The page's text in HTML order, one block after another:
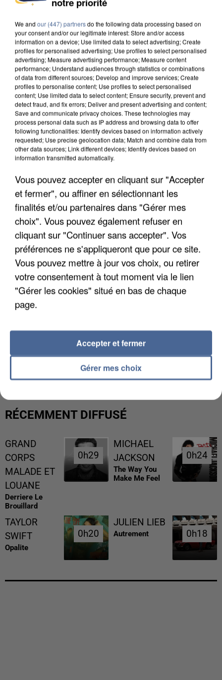
UN SECOND CADRE DE LA DZ MAFIA
UNE TOURISTE DE L’OISE EMPORTÉE PAR UNE
COULÉE DE BOUE EN HAUTE-SAVOIE
RÉCEMMENT DIFFUSÉ
GRAND
CORPS
MALADE ET
LOUANE
Derriere Le
Brouillard
0h29
0h29
MICHAEL
JACKSON
The Way You
Make Me Feel
0h24
0h24
TAYLOR
SWIFT
Opalite
0h20
0h20
JULIEN LIEB
Autrement 0h18
0h18
We and our (447) partnersdo the following data processing based on
your consent and/or our legitimate interest: Store and/or access
information on a device; Use limited data to select advertising; Create
profiles for personalised advertising; Use profiles to select personalised
advertising; Measure advertising performance; Measure content
performance; Understand audiences through statistics or combinations
of data from different sources; Develop and improve services; Create
profiles to personalise content; Use profiles to select personalised
content; Use limited data to select content; Ensure security, prevent and
detect fraud, and fix errors; Deliver and present advertising and content;
Save and communicate privacy choices. These technologies may
process personal data such as IP address and browsing data to offer
following functionalities: Identify devices based on information actively
requested; Use precise geolocation data; Match and combine data from
other data sources; Link different devices; Identify devices based on
information transmitted automatically.
Vous pouvez accepter en cliquant sur "Accepter
et fermer", ou affiner en sélectionnant les
finalités et/ou partenaires dans "Gérer mes
choix". Vous pouvez également refuser en
cliquant sur "Continuer sans accepter". Vos
préférences ne s'appliqueront que pour ce site.
Vous pouvez mettre à jour vos choix, ou retirer
votre consentement à tout moment via le lien
"Gérer les cookies" situé en bas de chaque
page.
Gérer mes choix
Accepter et fermer